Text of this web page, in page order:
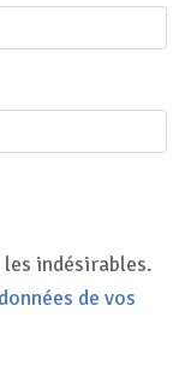
indésirables.
de vos